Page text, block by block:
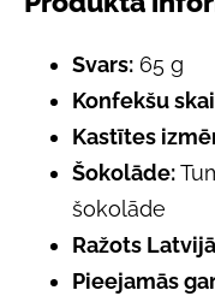
Svars: 65 g
Konfekšu
Kastītes
Šokolāde:
šokolāde
Ražots Latvijā
Pieejamās